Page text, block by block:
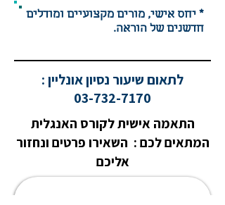
* יחס אישי, מורים מקצועיים ומודלים
חדשנים של הוראה.
לתאום שיעור נסיון אונליין :
03-732-7170
התאמה אישית לקורס האנגלית
המתאים לכם : השאירו פרטים ונחזור
אליכם